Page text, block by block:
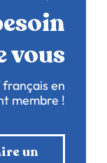
vous
en
membre !
un